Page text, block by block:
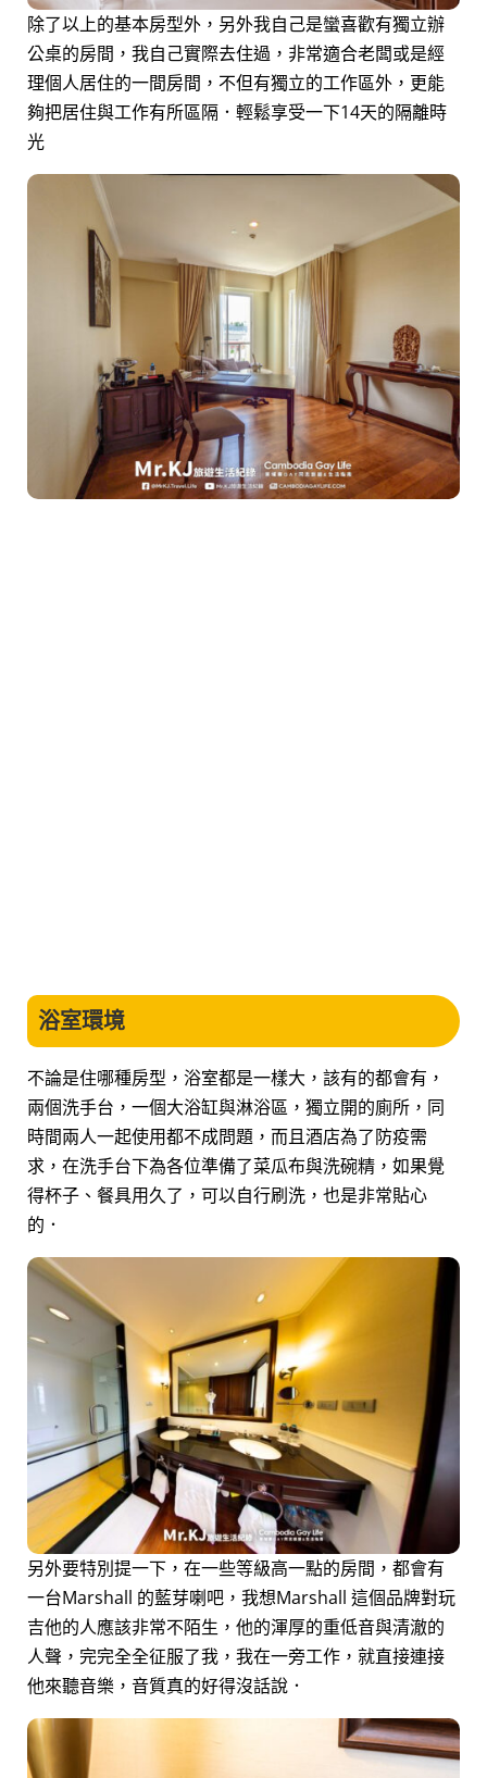
除了以上的基本房型外，另外我自己是蠻喜歡有獨立辦
公桌的房間，我自己實際去住過，非常適合老闆或是經
理個人居住的一間房間，不但有獨立的工作區外，更能
夠把居住與工作有所區隔．輕鬆享受一下14天的隔離時
光
浴室環境
不論是住哪種房型，浴室都是一樣大，該有的都會有，
兩個洗手台，一個大浴缸與淋浴區，獨立開的廁所，同
時間兩人一起使用都不成問題，而且酒店為了防疫需
求，在洗手台下為各位準備了菜瓜布與洗碗精，如果覺
得杯子、餐具用久了，可以自行刷洗，也是非常貼心
的．
另外要特別提一下，在一些等級高一點的房間，都會有
一台Marshall 的藍芽喇吧，我想Marshall 這個品牌對玩
吉他的人應該非常不陌生，他的渾厚的重低音與清澈的
人聲，完完全全征服了我，我在一旁工作，就直接連接
他來聽音樂，音質真的好得沒話說．